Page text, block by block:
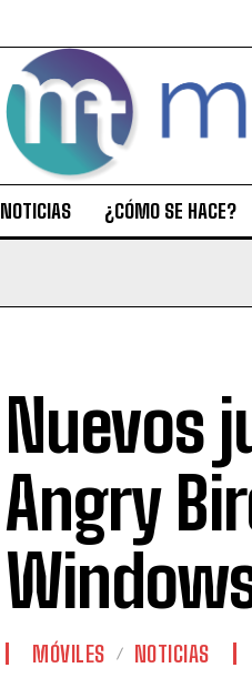
NOTICIAS ¿CÓMO SE HACE?
Nuevos
Angry
MÓVILES NOTICIAS